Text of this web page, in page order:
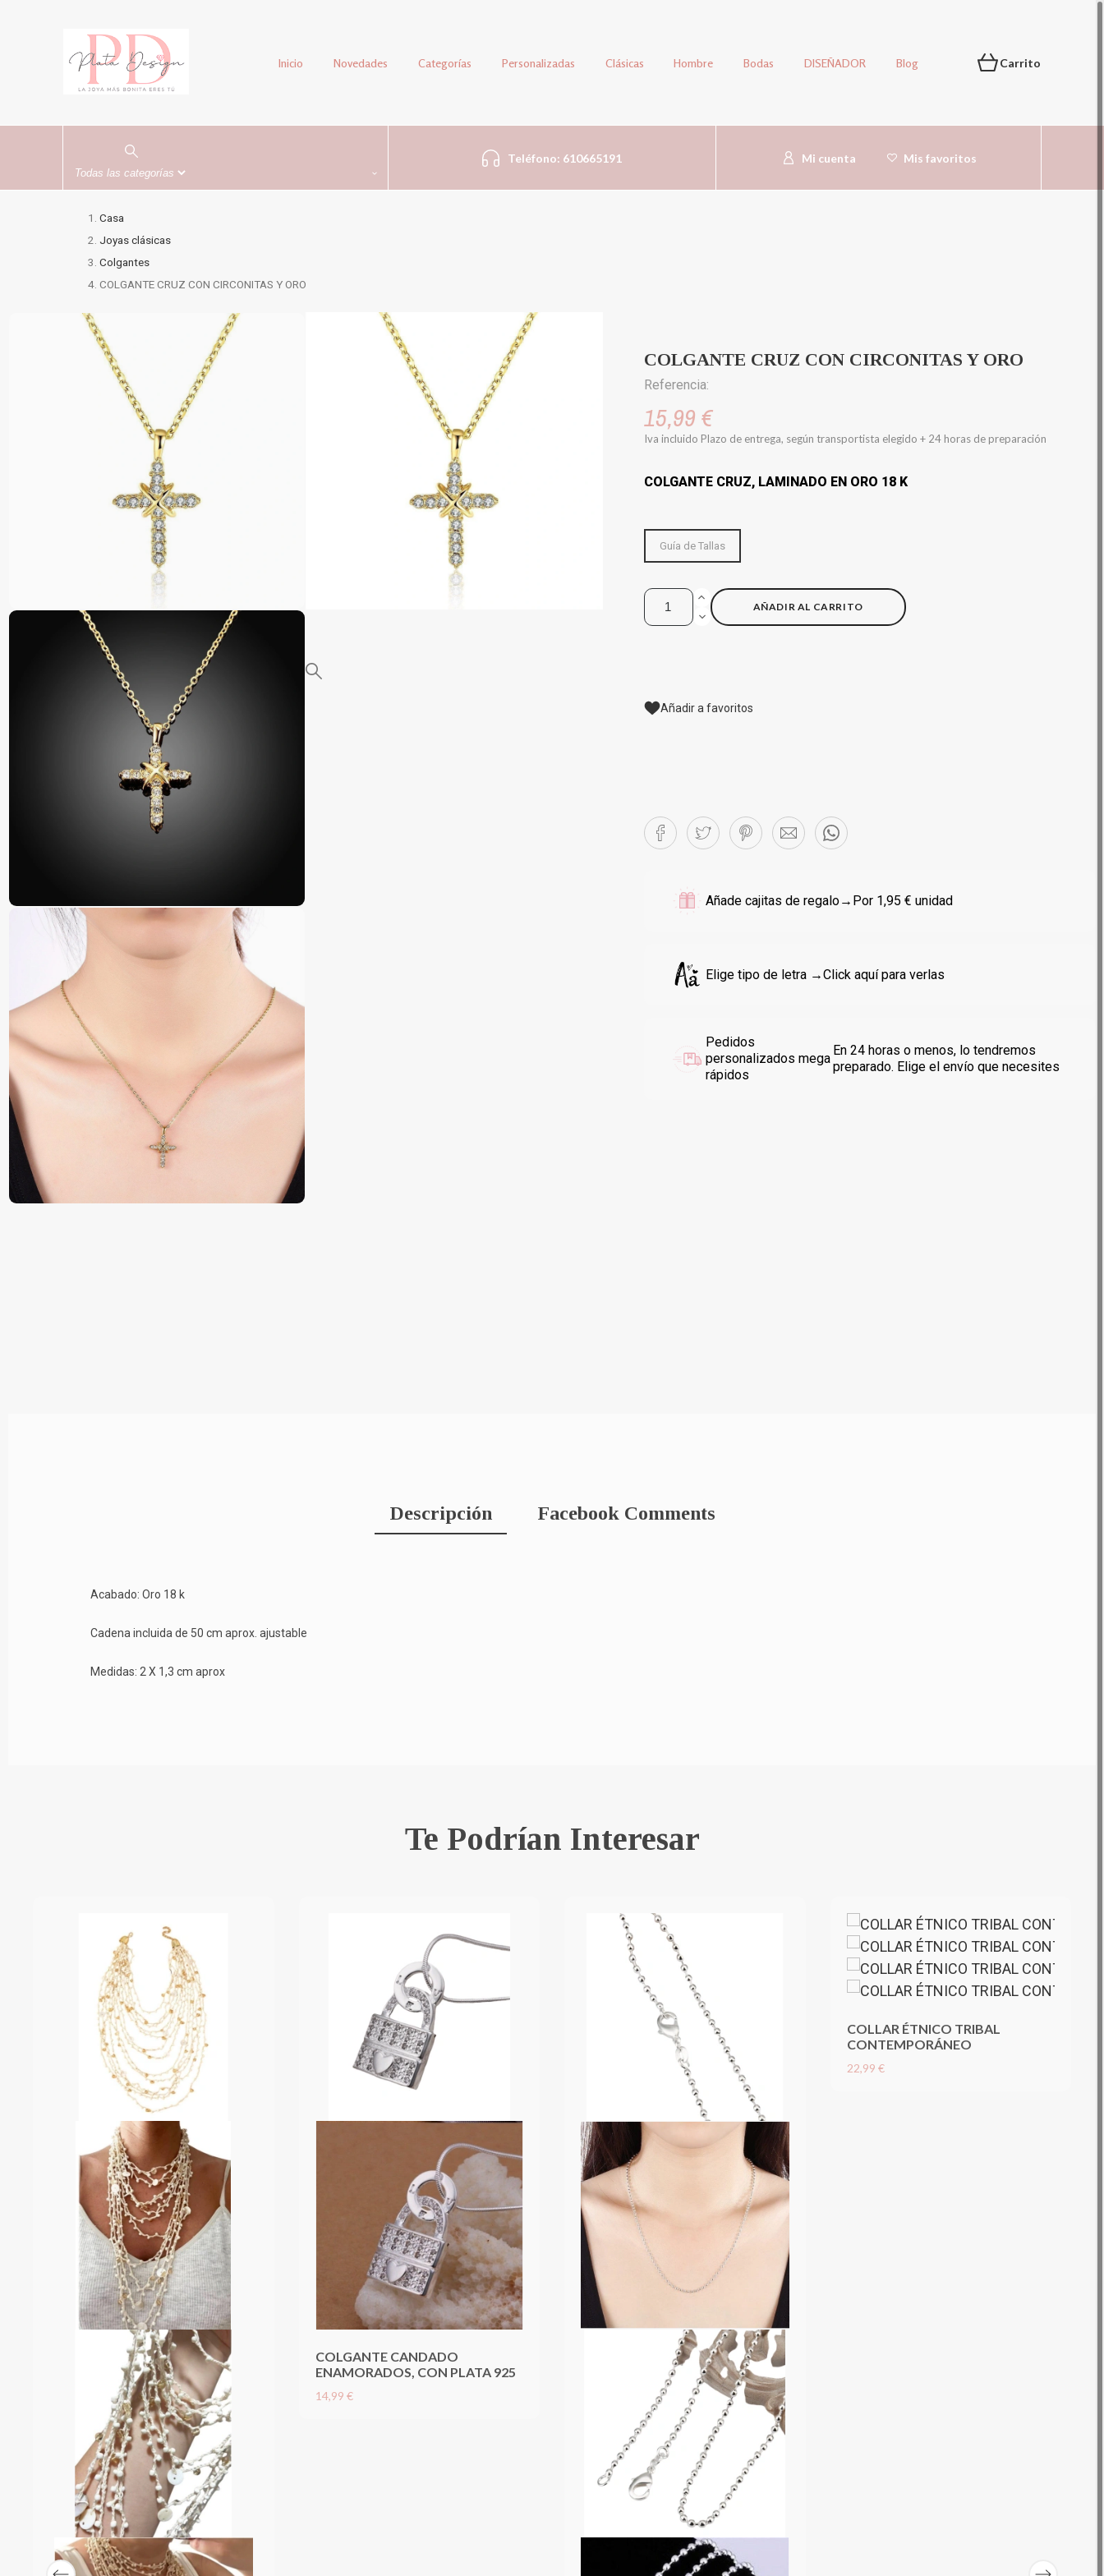
Inicio Novedades Categorías Personalizadas Clásicas Hombre Bodas DISEÑADOR Blog Carrito
Teléfono: 610665191 Mi cuenta Mis favoritos
Casa
Joyas clásicas
Colgantes
COLGANTE CRUZ CON CIRCONITAS Y ORO
COLGANTE CRUZ CON CIRCONITAS Y ORO
Referencia:
15,99 €
Iva incluido Plazo de entrega, según transportista elegido + 24 horas de preparación
COLGANTE CRUZ, LAMINADO EN ORO 18 K
Guía de Tallas
AÑADIR AL CARRITO
Añadir a favoritos
Añade cajitas de regalo→Por 1,95 € unidad
Elige tipo de letra →Click aquí para verlas
Pedidos
personalizados mega
rápidos
En 24 horas o menos, lo tendremos
preparado. Elige el envío que necesites
Descripción Facebook Comments
Acabado: Oro 18 k
Cadena incluida de 50 cm aprox. ajustable
Medidas: 2 X 1,3 cm aprox
Te Podrían Interesar
COLGANTE CANDADO
ENAMORADOS, CON PLATA 925
14,99 €
COLLAR ÉTNICO TRIBAL
CONTEMPORÁNEO
22,99 €